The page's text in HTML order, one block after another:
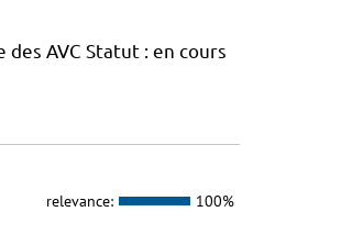
AVC Statut : en cours
relevance: 100%